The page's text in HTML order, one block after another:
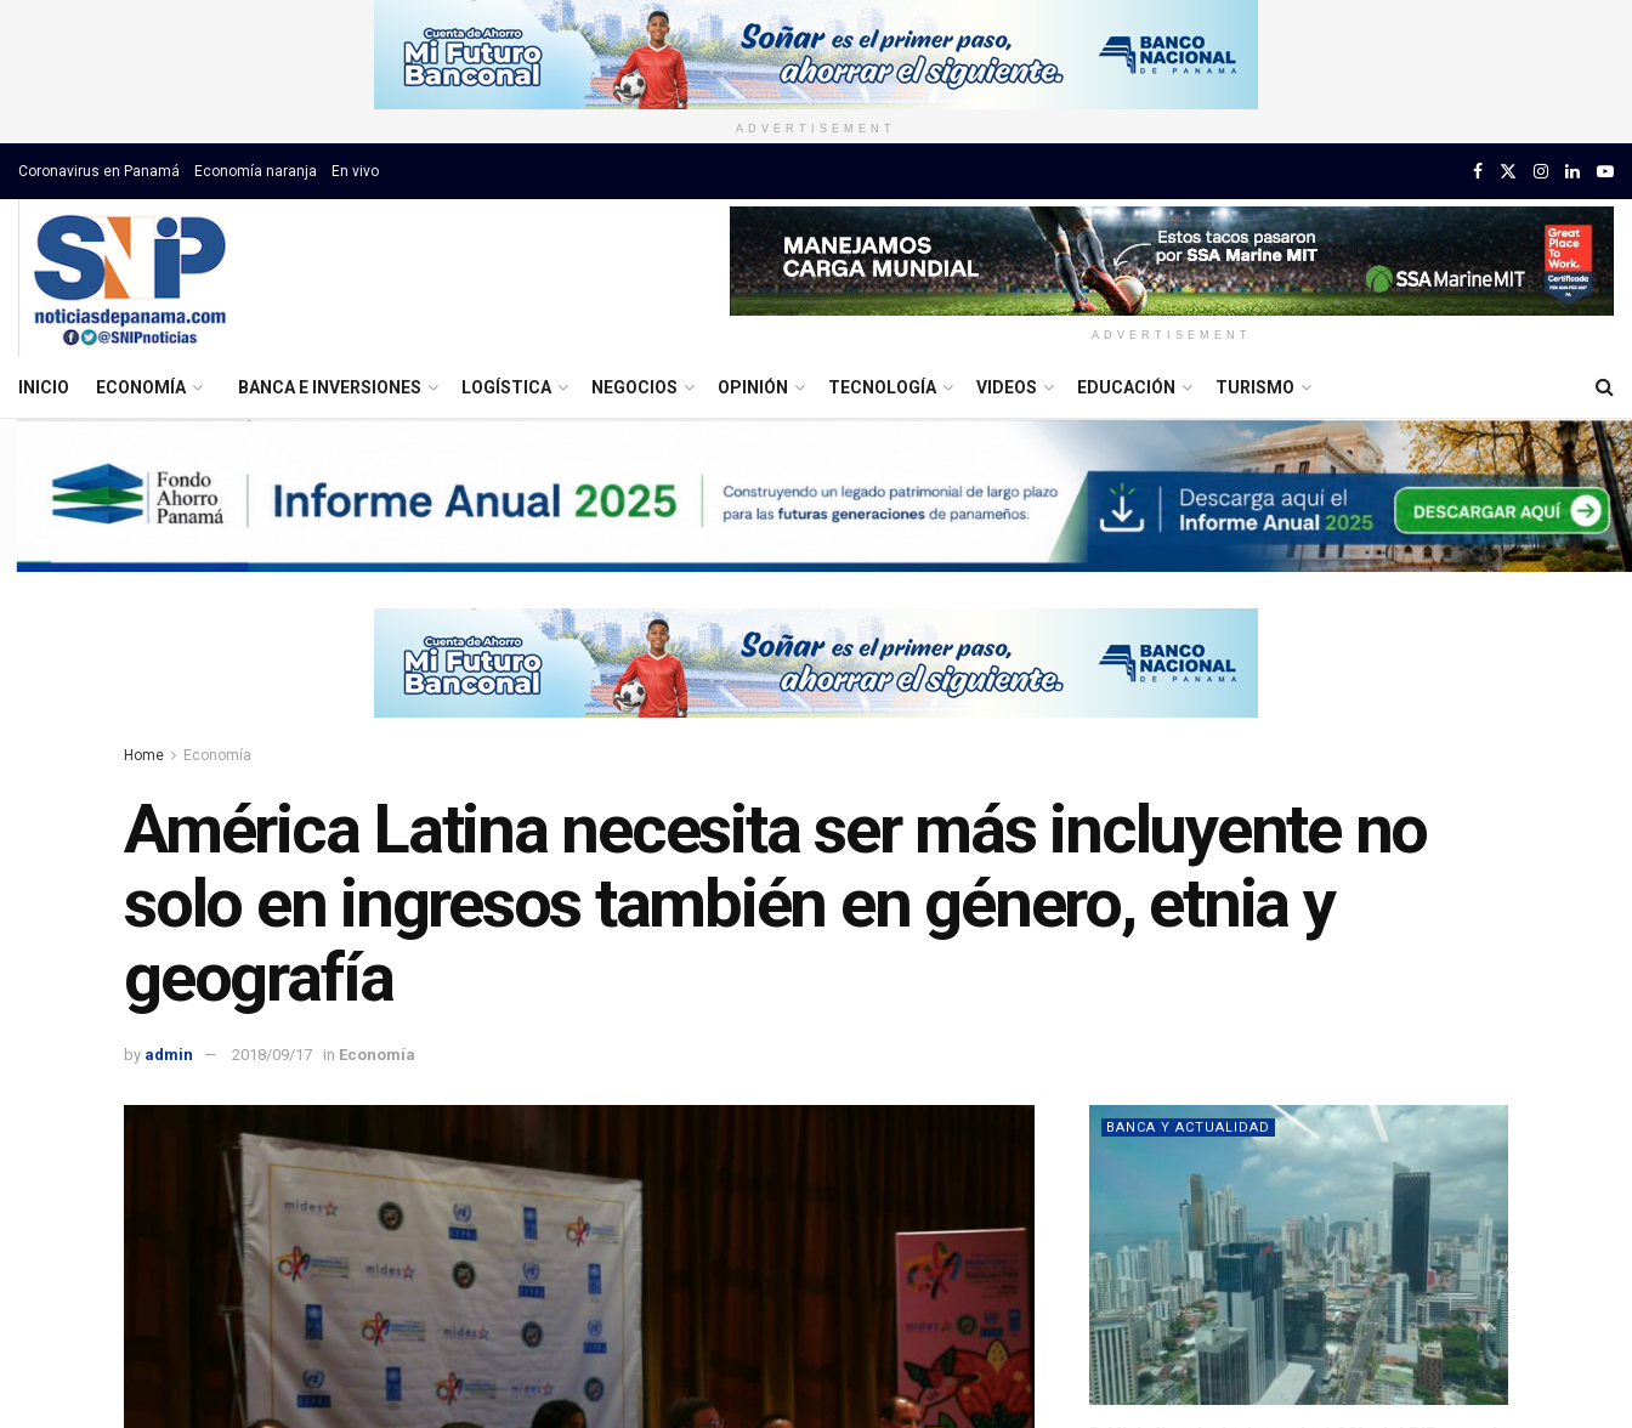
ADVERTISEMENT
Coronavirus en Panamá Economía naranja En vivo
ADVERTISEMENT
INICIO ECONOMÍA BANCA E INVERSIONES LOGÍSTICA NEGOCIOS OPINIÓN TECNOLOGÍA VIDEOS EDUCACIÓN TURISMO
Home Economía
América Latina necesita ser más incluyente no
solo en ingresos también en género, etnia y
geografía
by admin 2018/09/17 in Economía
BANCA Y ACTUALIDAD